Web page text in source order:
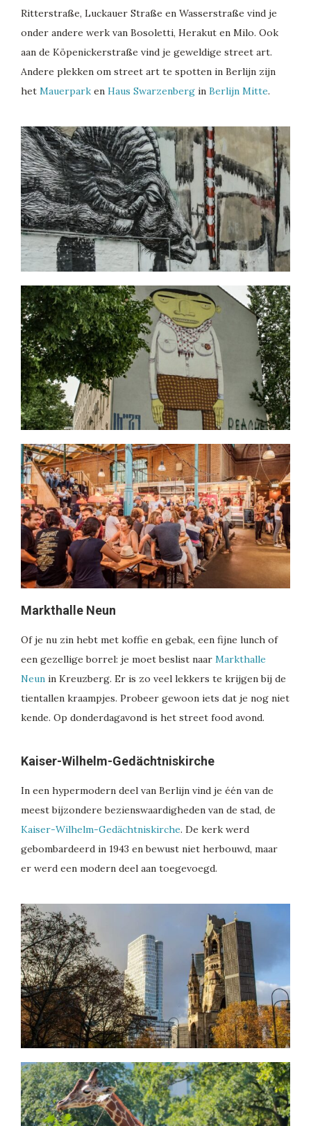
Ritterstraße, Luckauer Straße en Wasserstraße vind je
onder andere werk van Bosoletti, Herakut en Milo. Ook
aan de Köpenickerstraße vind je geweldige street art.
Andere plekken om street art te spotten in Berlijn zijn
het Mauerpark en Haus Swarzenberg in Berlijn Mitte.
Markthalle Neun
Of je nu zin hebt met koffie en gebak, een fijne lunch of
een gezellige borrel: je moet beslist naar Markthalle
Neun in Kreuzberg. Er is zo veel lekkers te krijgen bij de
tientallen kraampjes. Probeer gewoon iets dat je nog niet
kende. Op donderdagavond is het street food avond.
Kaiser-Wilhelm-Gedächtniskirche
In een hypermodern deel van Berlijn vind je één van de
meest bijzondere bezienswaardigheden van de stad, de
Kaiser-Wilhelm-Gedächtniskirche. De kerk werd
gebombardeerd in 1943 en bewust niet herbouwd, maar
er werd een modern deel aan toegevoegd.